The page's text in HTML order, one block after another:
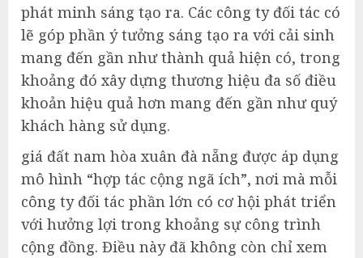
phát minh sáng tạo ra. Các công ty đối tác có
lẽ góp phần ý tưởng sáng tạo ra với cải sinh
mang đến gần như thành quả hiện có, trong
khoảng đó xây dựng thương hiệu đa số điều
khoản hiệu quả hơn mang đến gần như quý
khách hàng sử dụng.
giá đất nam hòa xuân đà nẵng được áp dụng
mô hình “hợp tác cộng ngã ích”, nơi mà mỗi
công ty đối tác phần lớn có cơ hội phát triển
với hưởng lợi trong khoảng sự công trình
cộng đồng. Điều này đã không còn chỉ xem